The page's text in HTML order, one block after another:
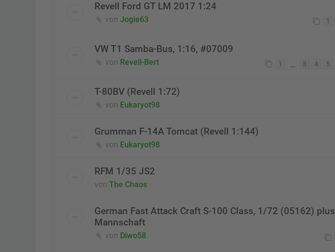
Revell Ford GT LM 2017 1:24
von Jogie63 1
VW T1 Samba-Bus, 1:16, #07009
von Revell-Bert 1 … 3 4 5
T-80BV (Revell 1:72)
von Eukaryot98
Grumman F-14A Tomcat (Revell 1:144)
von Eukaryot98
RFM 1/35 JS2
von The Chaos
German Fast Attack Craft S-100 Class, 1/72 (05162) plus
Mannschaft
von Diwo58